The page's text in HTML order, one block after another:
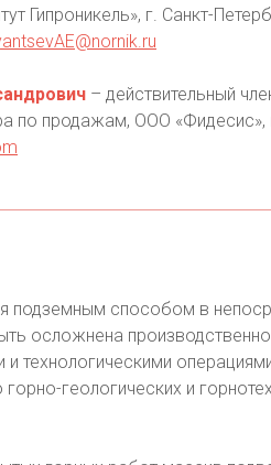
Гипроникель», г. Санкт-
– действительный
по продажам, ООО
подземным способом в
осложнена
и технологическими
геологических и